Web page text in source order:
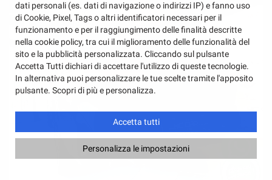
dati personali (es. dati di navigazione o indirizzi IP) e fanno uso
di Cookie, Pixel, Tags o altri identificatori necessari per il
funzionamento e per il raggiungimento delle finalità descritte
nella cookie policy, tra cui il miglioramento delle funzionalità del
sito e la pubblicità personalizzata. Cliccando sul pulsante
Accetta Tutti dichiari di accettare l'utilizzo di queste tecnologie.
In alternativa puoi personalizzare le tue scelte tramite l'apposito
pulsante. Scopri di più e personalizza.
Accetta tutti
Personalizza le impostazioni